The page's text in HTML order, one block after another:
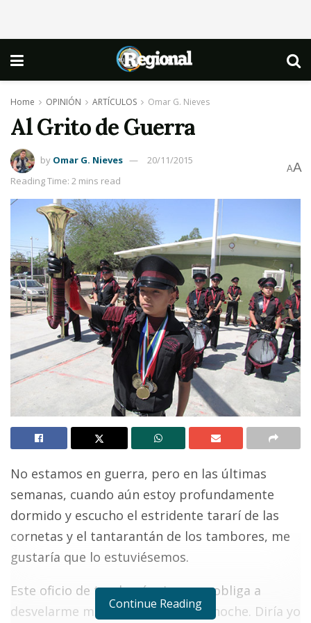
Home OPINIÓN ARTÍCULOS Omar G. Nieves
Al Grito de Guerra
by Omar G. Nieves
20/11/2015
Reading Time: 2 mins read
AA
No estamos en guerra, pero en las últimas
semanas, cuando aún estoy profundamente
dormido y escucho el estridente tararí de las
cornetas y el tantarantán de los tambores, me
gustaría que lo estuviésemos.
Este oficio de tundemáquinas me obliga a
desvelarme muy pasada la media noche. Diría yo
Continue Reading